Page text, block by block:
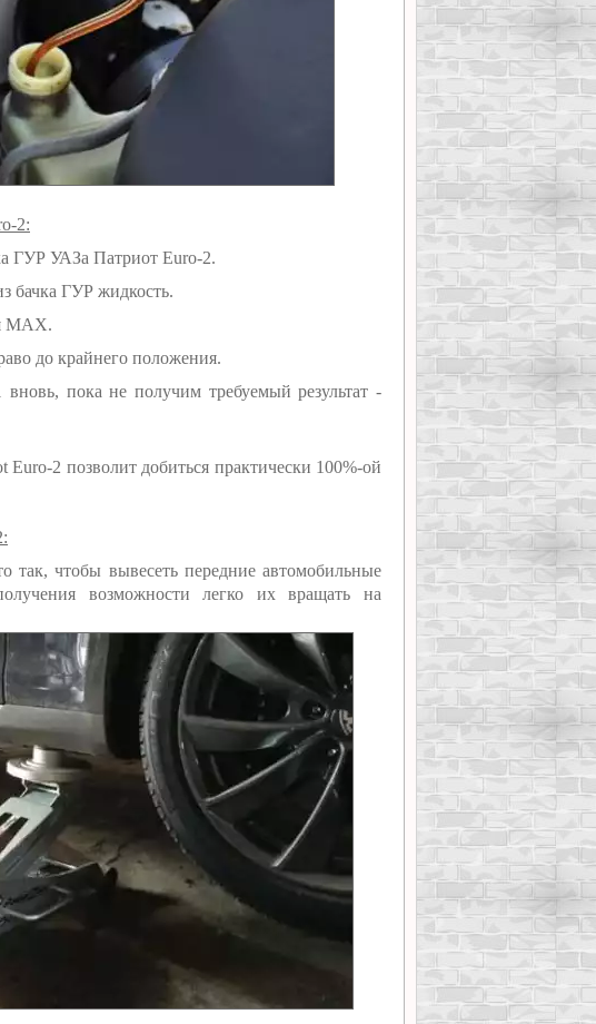
2:
ГУР УАЗа Патриот Euro-2.
бачка ГУР жидкость.
MAX.
до крайнего положения.
пока не получим требуемый результат -
2 позволит добиться практически 100%-ой
так, чтобы вывесеть передние автомобильные
возможности легко их вращать на